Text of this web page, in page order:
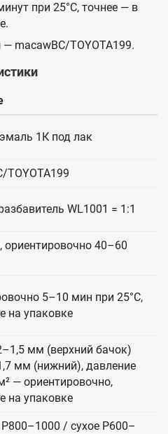
при 25°C, точнее — в
— macawBC/TOYOTA199.
1К под лак
TOYOTA199
WL1001 = 1:1
ориентировочно 40–60
5–10 мин при 25°C,
на упаковке
мм (верхний бачок)
мм (нижний), давление
— ориентировочно,
на упаковке
/ сухое P600–